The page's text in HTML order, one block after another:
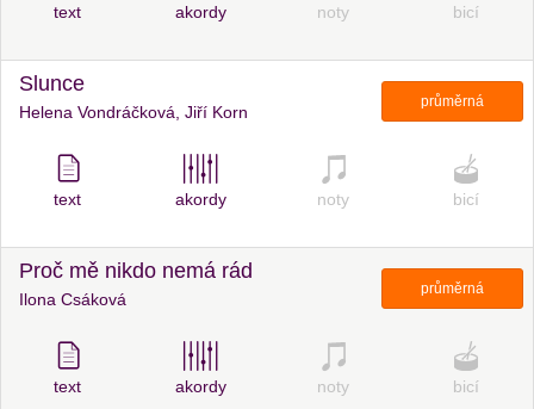
text akordy noty bicí
Slunce
Helena Vondráčková, Jiří Korn
průměrná
text akordy noty bicí
Proč mě nikdo nemá rád
Ilona Csáková
průměrná
text akordy noty bicí